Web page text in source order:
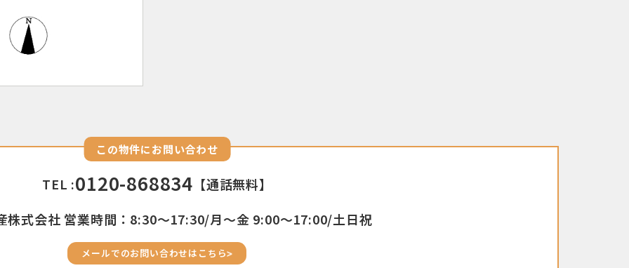
この物件にお問い合わせ
TEL :0120-868834 【通話無料】
株式会社 営業時間：8:30〜17:30/月〜金 9:00〜17:00/土日祝
メールでのお問い合わせはこちら